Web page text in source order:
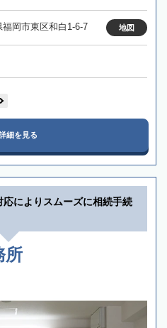
岡市東区和白1-6-7 地図
細を見る
応によりスムーズに相続手続
所